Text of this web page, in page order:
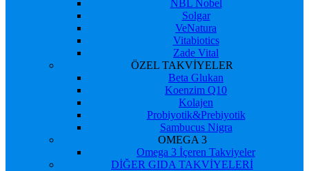
NBL Nobel
Solgar
VeNatura
Vitabiotics
Zade Vital
ÖZEL TAKVİYELER
Beta Glukan
Koenzim Q10
Kolajen
Probiyotik&Prebiyotik
Sambucus Nigra
OMEGA 3
Omega 3 İçeren Takviyeler
DİĞER GIDA TAKVİYELERİ